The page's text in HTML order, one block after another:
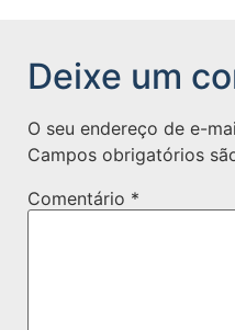
Deixe um
O seu endereço de e-
Campos obrigatórios
Comentário *